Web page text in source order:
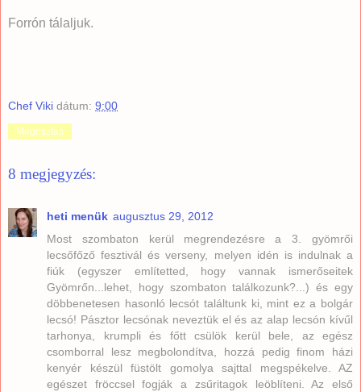
Forrón tálaljuk.
Chef Viki dátum: 9:00
Megosztás
8 megjegyzés:
heti menük augusztus 29, 2012
Most szombaton kerül megrendezésre a 3. gyömrői
lecsőfőző fesztivál és verseny, melyen idén is indulnak a
fiúk (egyszer említetted, hogy vannak ismerőseitek
Gyömrőn...lehet, hogy szombaton találkozunk?...) és egy
döbbenetesen hasonló lecsót találtunk ki, mint ez a bolgár
lecsó! Pásztor lecsónak neveztük el és az alap lecsón kívűl
tarhonya, krumpli és főtt csülök kerül bele, az egész
csomborral lesz megbolondítva, hozzá pedig finom házi
kenyér készül füstölt gomolya sajttal megspékelve. AZ
egészet fröccsel fogják a zsűritagok leöblíteni. Az első